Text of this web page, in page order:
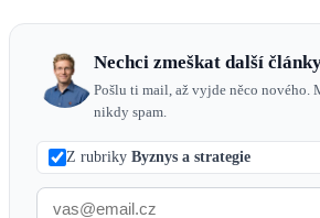
Nechci zmeškat další
Pošlu ti mail, až vyjde něco nového.
nikdy spam.
Z rubriky Byznys a strategie